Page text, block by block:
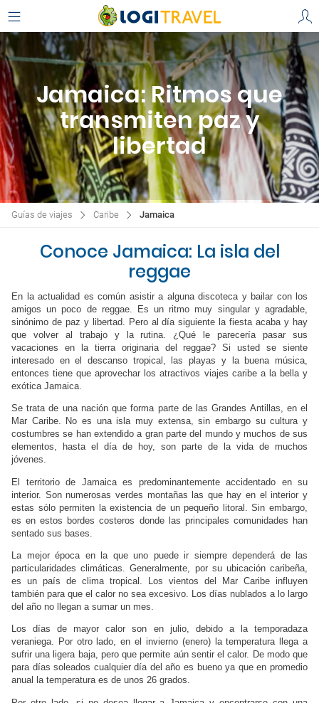
Jamaica: Ritmos que
transmiten paz y
libertad
Guías de viajes Caribe Jamaica
Conoce Jamaica: La isla del
reggae
En la actualidad es común asistir a alguna discoteca y bailar con los
amigos un poco de reggae. Es un ritmo muy singular y agradable,
sinónimo de paz y libertad. Pero al día siguiente la fiesta acaba y hay
que volver al trabajo y la rutina. ¿Qué le parecería pasar sus
vacaciones en la tierra originaria del reggae? Si usted se siente
interesado en el descanso tropical, las playas y la buena música,
entonces tiene que aprovechar los atractivos viajes caribe a la bella y
exótica Jamaica.
Se trata de una nación que forma parte de las Grandes Antillas, en el
Mar Caribe. No es una isla muy extensa, sin embargo su cultura y
costumbres se han extendido a gran parte del mundo y muchos de sus
elementos, hasta el día de hoy, son parte de la vida de muchos
jóvenes.
El territorio de Jamaica es predominantemente accidentado en su
interior. Son numerosas verdes montañas las que hay en el interior y
estas sólo permiten la existencia de un pequeño litoral. Sin embargo,
es en estos bordes costeros donde las principales comunidades han
sentado sus bases.
La mejor época en la que uno puede ir siempre dependerá de las
particularidades climáticas. Generalmente, por su ubicación caribeña,
es un país de clima tropical. Los vientos del Mar Caribe influyen
también para que el calor no sea excesivo. Los días nublados a lo largo
del año no llegan a sumar un mes.
Los días de mayor calor son en julio, debido a la temporadaza
veraniega. Por otro lado, en el invierno (enero) la temperatura llega a
sufrir una ligera baja, pero que permite aún sentir el calor. De modo que
para días soleados cualquier día del año es bueno ya que en promedio
anual la temperatura es de unos 26 grados.